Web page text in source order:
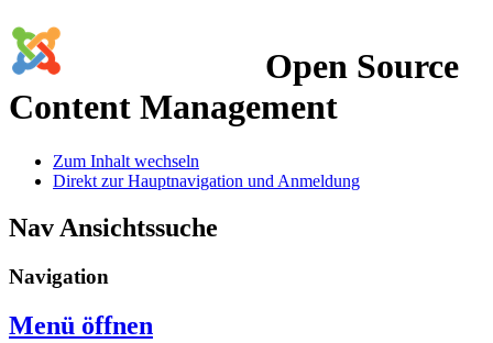
Open Source
Content Management
Zum Inhalt wechseln
Direkt zur Hauptnavigation und Anmeldung
Nav Ansichtssuche
Navigation
Menü öffnen